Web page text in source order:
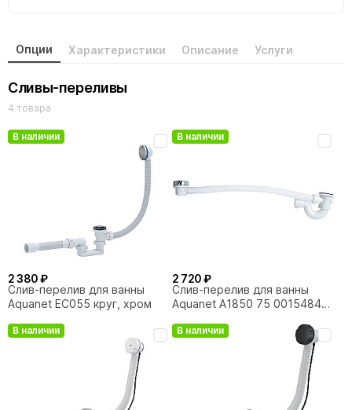
Опции Характеристики Описание Услуги
Сливы-переливы
4 товара
В наличии
2 380 ₽
Слив-перелив для ванны
Aquanet EC055 круг, хром
В наличии
2 720 ₽
Слив-перелив для ванны
Aquanet A1850 75 00154846
В наличии В наличии